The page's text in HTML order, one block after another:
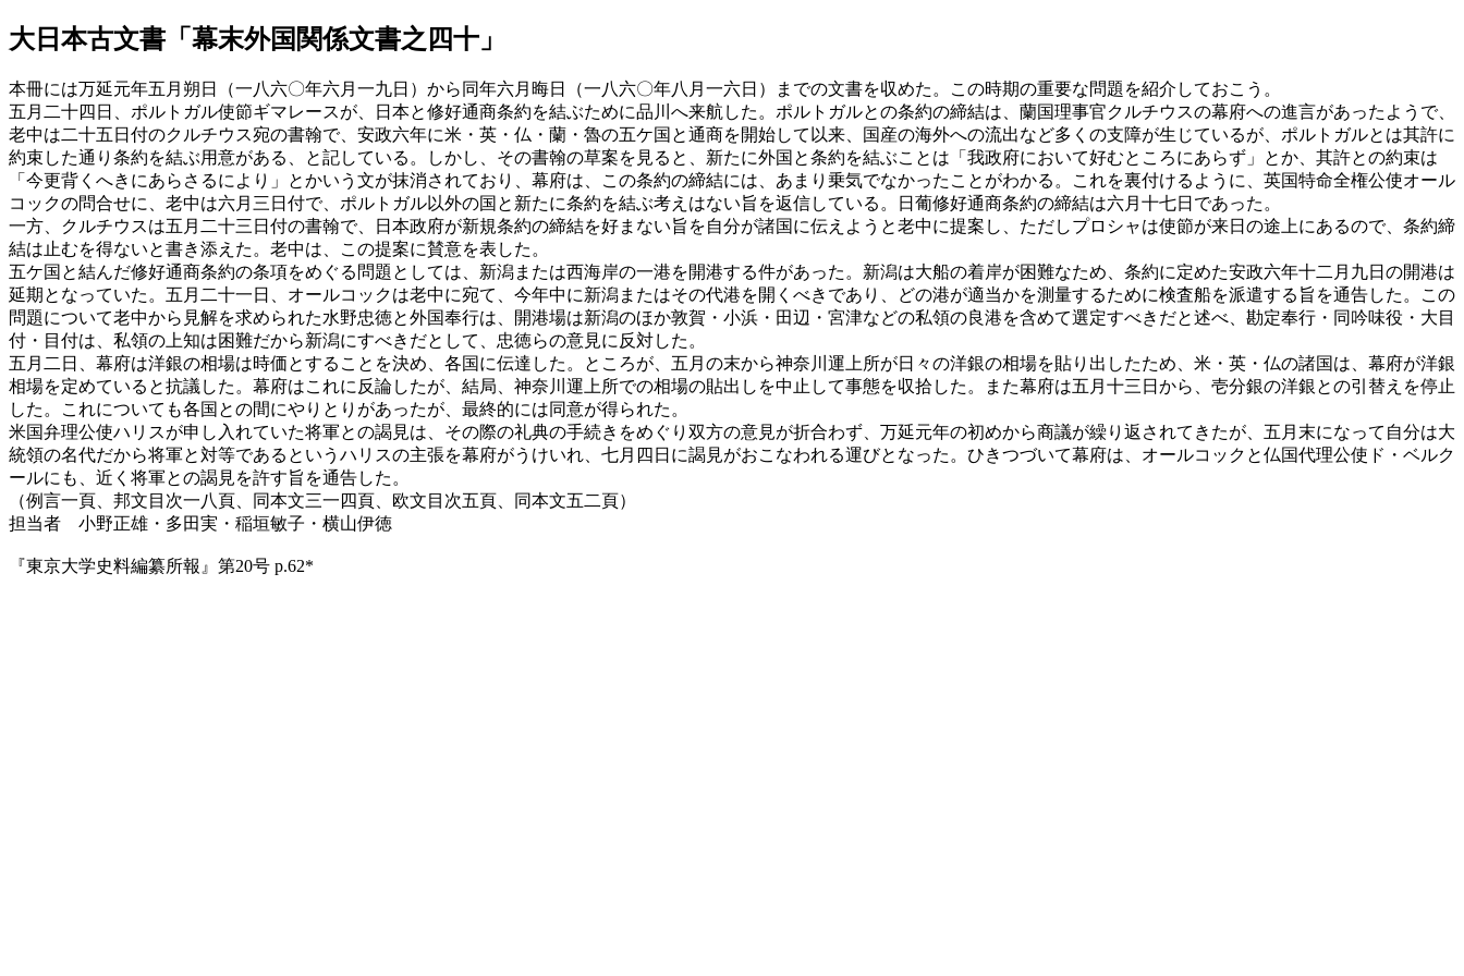
大日本古文書「幕末外国関係文書之四十」
本冊には万延元年五月朔日（一八六〇年六月一九日）から同年六月晦日（一八六〇年八月一六日）までの文書を収めた。この時期の重要な問題を紹介しておこう。
五月二十四日、ポルトガル使節ギマレースが、日本と修好通商条約を結ぶために品川へ来航した。ポルトガルとの条約の締結は、蘭国理事官クルチウスの幕府への進言があったようで、
老中は二十五日付のクルチウス宛の書翰で、安政六年に米・英・仏・蘭・魯の五ケ国と通商を開始して以来、国産の海外への流出など多くの支障が生じているが、ポルトガルとは其許に
約束した通り条約を結ぶ用意がある、と記している。しかし、その書翰の草案を見ると、新たに外国と条約を結ぶことは「我政府において好むところにあらず」とか、其許との約束は
「今更背くへきにあらさるにより」とかいう文が抹消されており、幕府は、この条約の締結には、あまり乗気でなかったことがわかる。これを裏付けるように、英国特命全権公使オール
コックの問合せに、老中は六月三日付で、ポルトガル以外の国と新たに条約を結ぶ考えはない旨を返信している。日葡修好通商条約の締結は六月十七日であった。
一方、クルチウスは五月二十三日付の書翰で、日本政府が新規条約の締結を好まない旨を自分が諸国に伝えようと老中に提案し、ただしプロシャは使節が来日の途上にあるので、条約締
結は止むを得ないと書き添えた。老中は、この提案に賛意を表した。
五ケ国と結んだ修好通商条約の条項をめぐる問題としては、新潟または西海岸の一港を開港する件があった。新潟は大船の着岸が困難なため、条約に定めた安政六年十二月九日の開港は
延期となっていた。五月二十一日、オールコックは老中に宛て、今年中に新潟またはその代港を開くべきであり、どの港が適当かを測量するために検査船を派遣する旨を通告した。この
問題について老中から見解を求められた水野忠徳と外国奉行は、開港場は新潟のほか敦賀・小浜・田辺・宮津などの私領の良港を含めて選定すべきだと述べ、勘定奉行・同吟味役・大目
付・目付は、私領の上知は困難だから新潟にすべきだとして、忠徳らの意見に反対した。
五月二日、幕府は洋銀の相場は時価とすることを決め、各国に伝達した。ところが、五月の末から神奈川運上所が日々の洋銀の相場を貼り出したため、米・英・仏の諸国は、幕府が洋銀
相場を定めていると抗議した。幕府はこれに反論したが、結局、神奈川運上所での相場の貼出しを中止して事態を収拾した。また幕府は五月十三日から、壱分銀の洋銀との引替えを停止
した。これについても各国との間にやりとりがあったが、最終的には同意が得られた。
米国弁理公使ハリスが申し入れていた将軍との謁見は、その際の礼典の手続きをめぐり双方の意見が折合わず、万延元年の初めから商議が繰り返されてきたが、五月末になって自分は大
統領の名代だから将軍と対等であるというハリスの主張を幕府がうけいれ、七月四日に謁見がおこなわれる運びとなった。ひきつづいて幕府は、オールコックと仏国代理公使ド・ベルク
ールにも、近く将軍との謁見を許す旨を通告した。
（例言一頁、邦文目次一八頁、同本文三一四頁、欧文目次五頁、同本文五二頁）
担当者 小野正雄・多田実・稲垣敏子・横山伊徳
『東京大学史料編纂所報』第20号 p.62*